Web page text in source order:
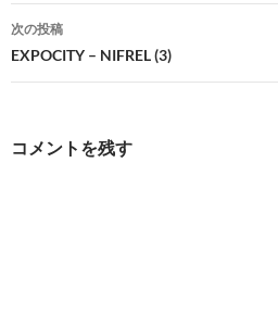
ナ
ビ
ゲ
次の投稿
EXPOCITY – NIFREL (3)
コメントを残す